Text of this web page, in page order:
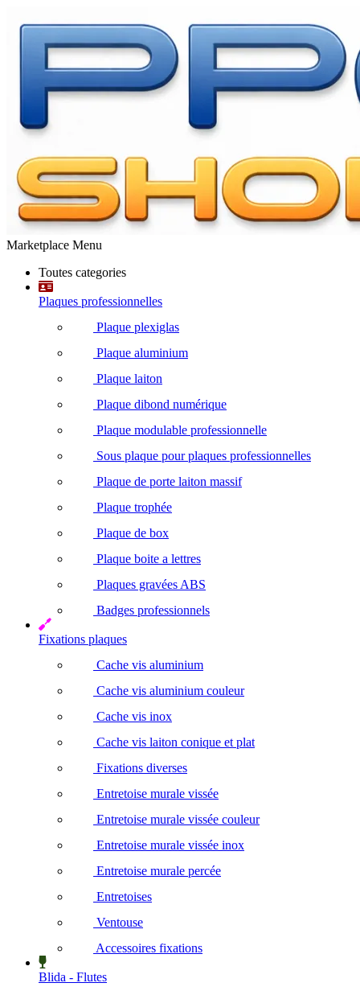
Marketplace Menu
Toutes categories
Plaques professionnelles
Plaque plexiglas
Plaque aluminium
Plaque laiton
Plaque dibond numérique
Plaque modulable professionnelle
Sous plaque pour plaques professionnelles
Plaque de porte laiton massif
Plaque trophée
Plaque de box
Plaque boite a lettres
Plaques gravées ABS
Badges professionnels
Fixations plaques
Cache vis aluminium
Cache vis aluminium couleur
Cache vis inox
Cache vis laiton conique et plat
Fixations diverses
Entretoise murale vissée
Entretoise murale vissée couleur
Entretoise murale vissée inox
Entretoise murale percée
Entretoises
Ventouse
Accessoires fixations
Blida - Flutes